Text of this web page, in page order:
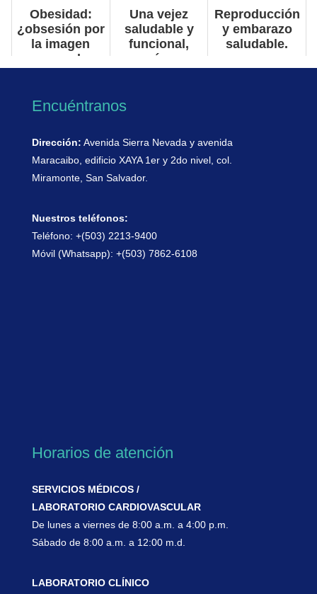
Obesidad:
¿obsesión por
la imagen
corporal o
Una vejez
saludable y
funcional,
¿cómo
Reproducción
y embarazo
saludable.
Encuéntranos
Dirección: Avenida Sierra Nevada y avenida
Maracaibo, edificio XAYA 1er y 2do nivel, col.
Miramonte, San Salvador.
Nuestros teléfonos:
Teléfono: +(503) 2213-9400
Móvil (Whatsapp): +(503) 7862-6108
Horarios de atención
SERVICIOS MÉDICOS /
LABORATORIO CARDIOVASCULAR
De lunes a viernes de 8:00 a.m. a 4:00 p.m.
Sábado de 8:00 a.m. a 12:00 m.d.
LABORATORIO CLÍNICO